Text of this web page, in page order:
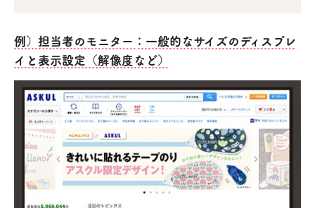
例）担当者のモニター：一般的なサイズのディスプレ
イと表示設定（解像度など）